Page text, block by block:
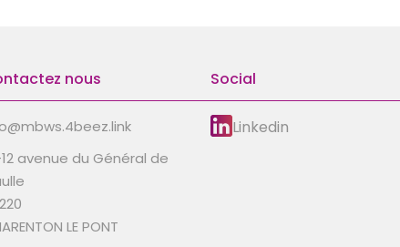
nous
avenue du Général de
LE PONT
Social
Linkedin